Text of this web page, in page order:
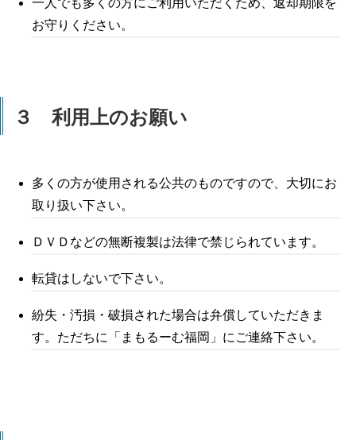
お守りください。
３ 利用上のお願い
多くの方が使用される公共のものですので、大切にお
取り扱い下さい。
ＤＶＤなどの無断複製は法律で禁じられています。
転貸はしないで下さい。
紛失・汚損・破損された場合は弁償していただきま
す。ただちに「まもるーむ福岡」にご連絡下さい。